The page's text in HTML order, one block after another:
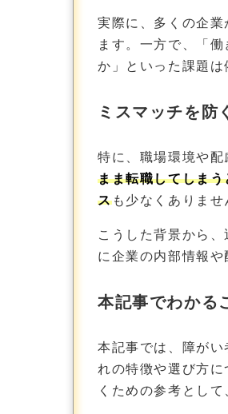
実際に、多くの企
ます。一方で、「
か」といった課題は
ミスマッチを防
特に、職場環境や
まま転職してしま
スも少なくありませ
こうした背景から
に企業の内部情報
本記事でわかる
本記事では、障が
れの特徴や選び方
くための参考とし